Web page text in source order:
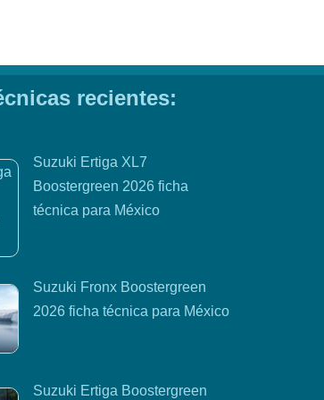
recientes:
Suzuki Ertiga XL7
Boostergreen 2026 ficha
técnica para México
Suzuki Fronx Boostergreen
2026 ficha técnica para México
Suzuki Ertiga Boostergreen